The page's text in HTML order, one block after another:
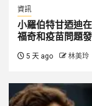
資訊
小羅伯特甘迺迪
福奇和疫苗問題
5 天 ago 林美玲